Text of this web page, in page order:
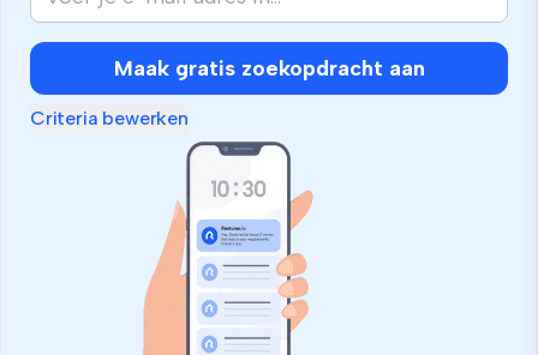
Maak gratis zoekopdracht aan
Criteria bewerken